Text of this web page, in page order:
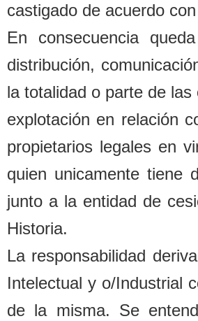
castigado de acuerdo
En consecuencia
distribución,
la totalidad o parte de las
explotación en relación
propietarios legales en
quien unicamente tiene
junto a la entidad de
Historia.
La responsabilidad
Intelectual y o/Industrial
de la misma. Se